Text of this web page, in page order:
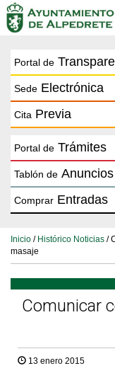
Portal de
Sede Electrónica
Cita Previa
Portal de Trámites
Tablón de Anuncios
Comprar Entradas
Inicio / Histórico Noticias /
masaje
Comunicar
13 enero 2015